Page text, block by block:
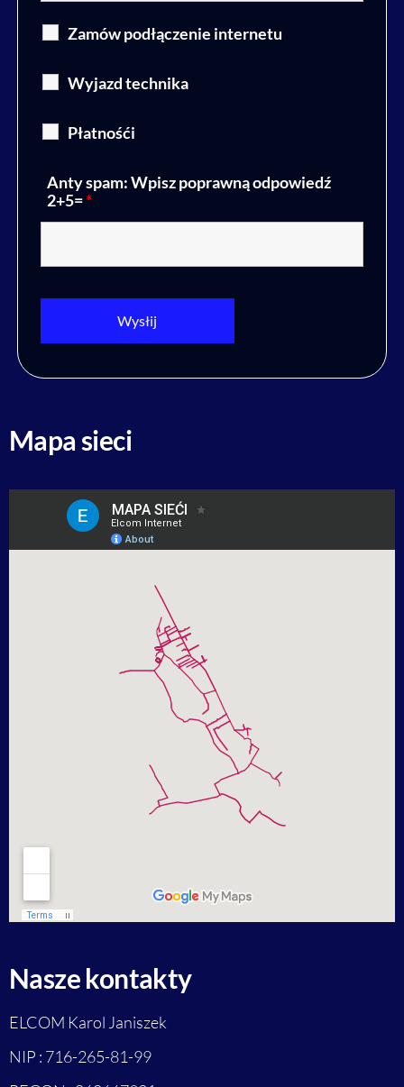
Zamów podłączenie internetu
Wyjazd technika
Płatnośći
Anty spam: Wpisz poprawną odpowiedź
2+5=*
Mapa sieci
Nasze kontakty
ELCOM Karol Janiszek
NIP : 716-265-81-99